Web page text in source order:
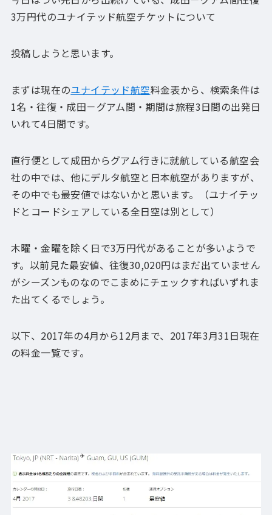
3万円代のユナイテッド航空チケットについて
投稿しようと思います。
まずは現在のユナイテッド航空料金表から、検索条件は
1名・往復・成田－グアム間・期間は旅程3日間の出発日
いれて4日間です。
直行便として成田からグアム行きに就航している航空会
社の中では、他にデルタ航空と日本航空がありますが、
その中でも最安値ではないかと思います。（ユナイテッ
ドとコードシェアしている全日空は別として）
木曜・金曜を除く日で3万円代があることが多いようで
す。以前見た最安値、往復30,020円はまだ出ていません
がシーズンものなのでこまめにチェックすればいずれま
た出てくるでしょう。
以下、2017年の4月から12月まで、2017年3月31日現在
の料金一覧です。